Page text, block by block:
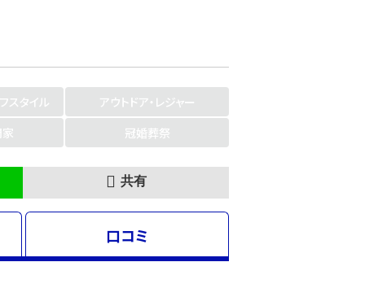
スタイル
アウトドア・レジャー
冠婚葬祭
共有
口コミ